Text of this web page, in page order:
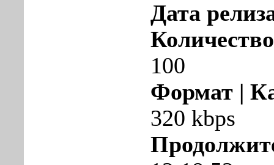
Дата
100
Формат |
320 kbps